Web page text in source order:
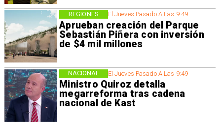
El Jueves Pasado A Las 9:49
Aprueban creación del Parque
Sebastián Piñera con inversión
de $4 mil millones
REGIONES
El Jueves Pasado A Las 9:49
Ministro Quiroz detalla
megarreforma tras cadena
nacional de Kast
NACIONAL